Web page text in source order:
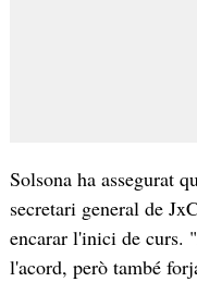
Solsona ha assegurat
secretari general de
encarar l'inici de curs.
l'acord, però també